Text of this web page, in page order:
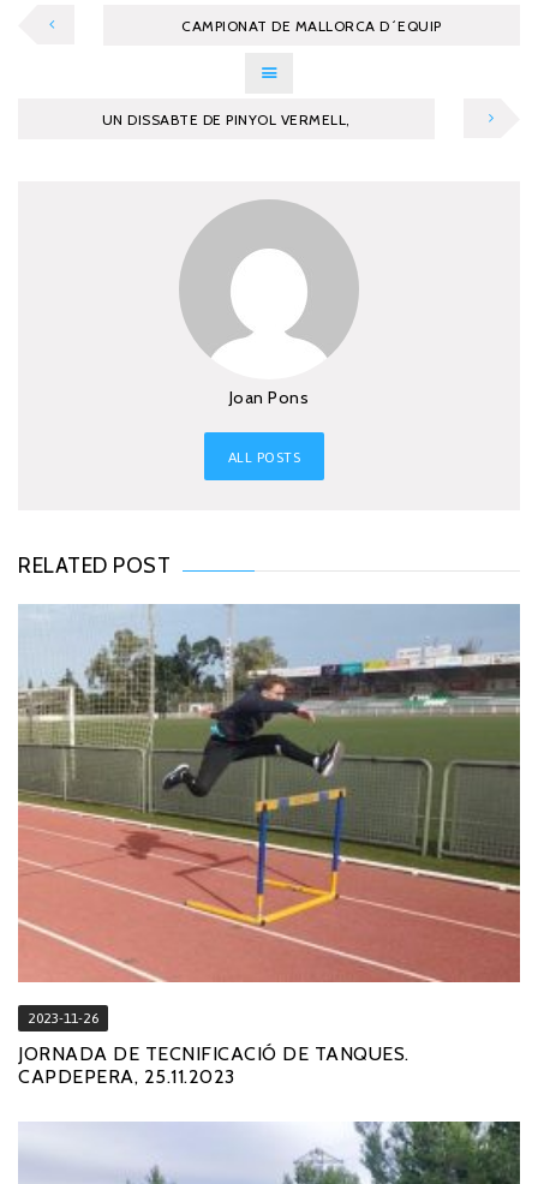
CAMPIONAT DE MALLORCA D´EQUIP
UN DISSABTE DE PINYOL VERMELL,
Joan Pons
ALL POSTS
RELATED POST
2023-11-26
JORNADA DE TECNIFICACIÓ DE TANQUES.
CAPDEPERA, 25.11.2023